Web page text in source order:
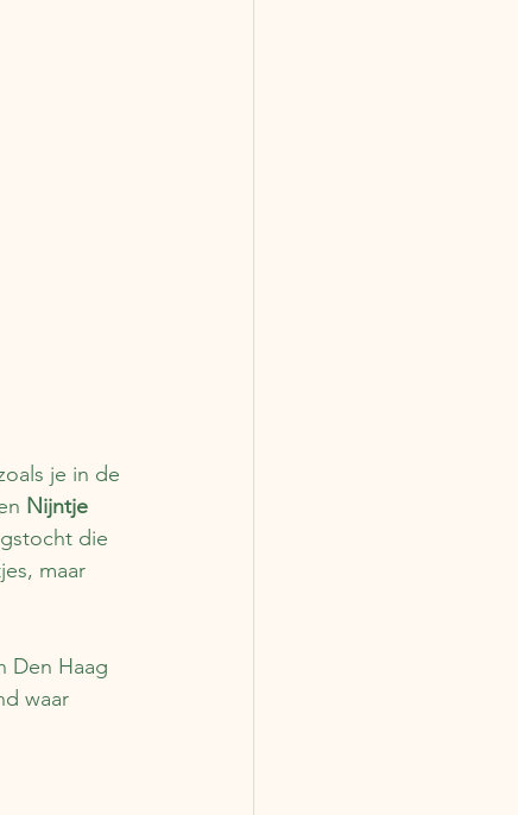
je in de
Nijntje
die
maar
Den Haag
waar